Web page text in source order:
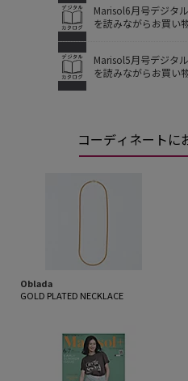
Marisol6月号デジタ
を読みながらお買い
Marisol5月号デジタ
を読みながらお買い
コーディネートに
Oblada
GOLD PLATED NECKLACE